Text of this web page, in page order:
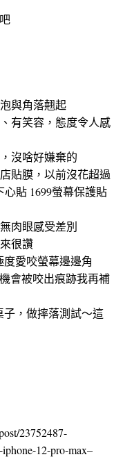
與角落翹起
有笑容，態度令人感
沒啥好嫌棄的
貼膜，以前沒花超過
貼 1699螢幕保護貼
肉眼感受差別
很讚
愛咬螢幕邊邊角
會被咬出痕跡我再補
子，做摔落測試～這
23752487-
12-pro-max–